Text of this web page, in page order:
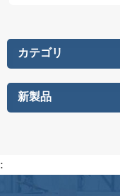
カテゴリ
新製品
: